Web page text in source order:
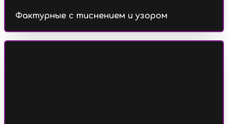
Фактурные с тиснением и узором